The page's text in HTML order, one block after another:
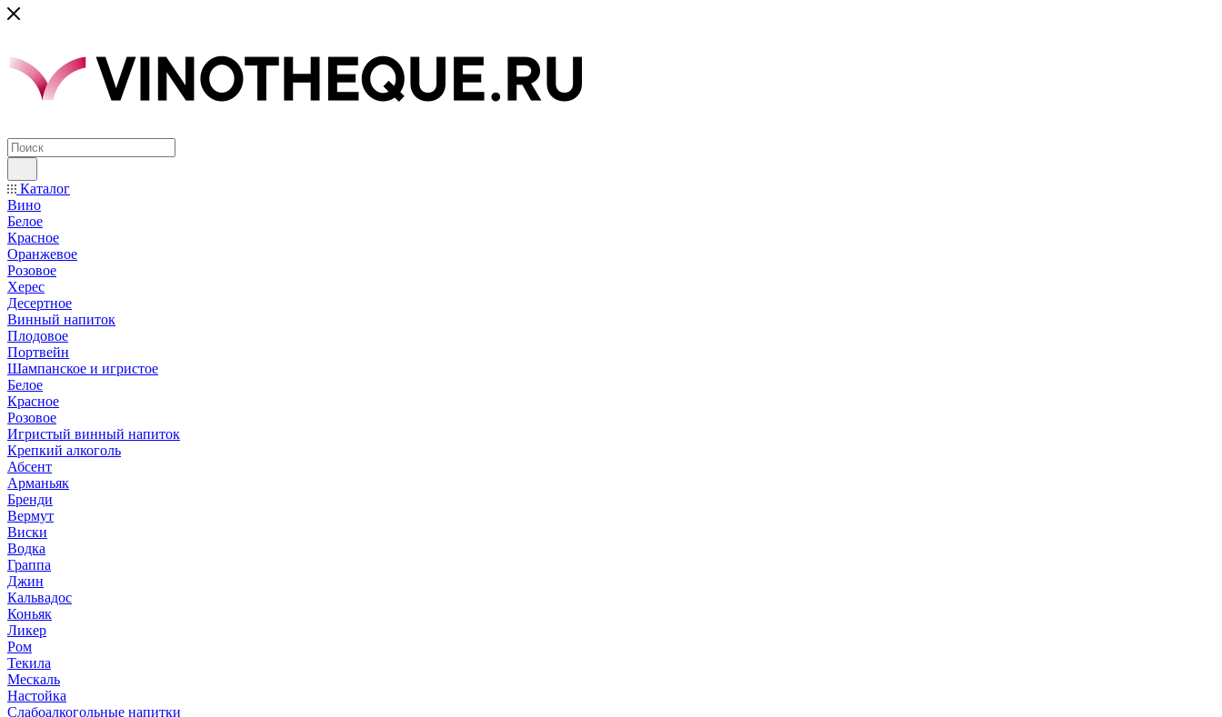
Каталог
Вино
Белое
Красное
Оранжевое
Розовое
Херес
Десертное
Винный напиток
Плодовое
Портвейн
Шампанское и игристое
Белое
Красное
Розовое
Игристый винный напиток
Крепкий алкоголь
Абсент
Арманьяк
Бренди
Вермут
Виски
Водка
Граппа
Джин
Кальвадос
Коньяк
Ликер
Ром
Текила
Мескаль
Настойка
Слабоалкогольные напитки